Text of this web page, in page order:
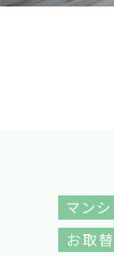
マン
お取